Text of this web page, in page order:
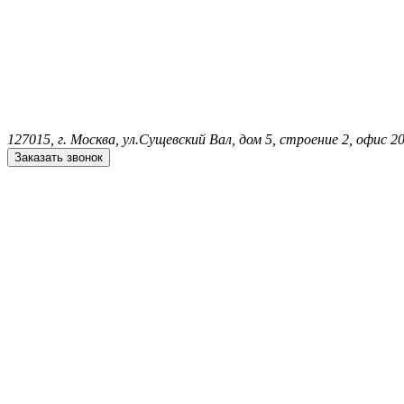
127015, г. Москва, ул.Сущевский Вал, дом 5, строение 2, офис
Заказать звонок